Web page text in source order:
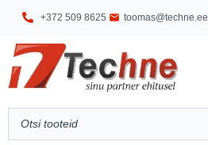
+372 509 8625 toomas@techne.ee